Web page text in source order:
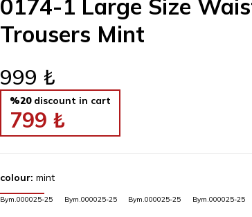
0174-1 Large Size
Trousers Mint
999 ₺
%20discount in cart
799 ₺
colour: mint
Bym.000025-25 Bym.000025-25 Bym.000025-25 Bym.000025-25